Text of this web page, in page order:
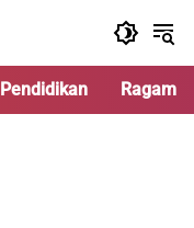
Pendidikan Ragam